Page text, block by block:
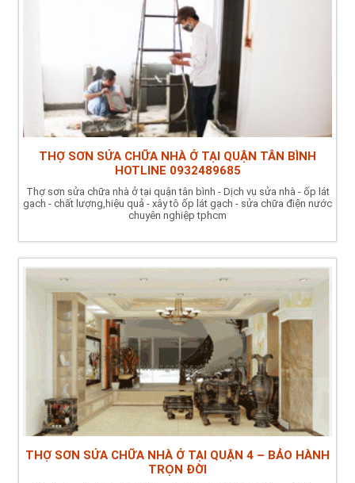
THỢ SƠN SỬA CHỮA NHÀ Ở TẠI QUẬN TÂN BÌNH
HOTLINE 0932489685
Thợ sơn sửa chữa nhà ở tại quận tân bình - Dịch vụ sửa nhà - ốp lát
gạch - chất lượng,hiệu quả - xây tô ốp lát gạch - sửa chữa điện nước
chuyên nghiệp tphcm
THỢ SƠN SỬA CHỮA NHÀ Ở TẠI QUẬN 4 – BẢO HÀNH
TRỌN ĐỜI